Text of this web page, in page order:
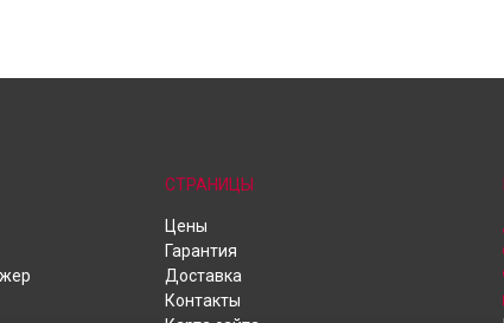
СТРАНИЦЫ
Цены
Гарантия
Доставка
Контакты